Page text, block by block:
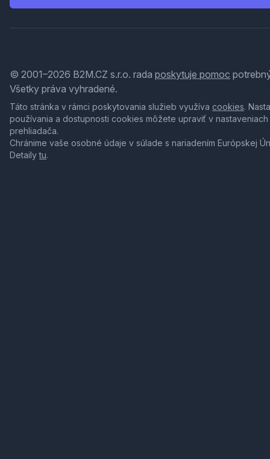
© 2001–2026 B2M.CZ s.r.o. rada poskytuje pomoc
Všetky práva vyhradené.
Táto stránka v rámci poskytovania služieb využíva cookies.
používania a dostupnosti cookies môžete upraviť v nastaveniach
prehliadača.
Chránime vaše osobné údaje v súlade s nariadením Európskej
Detailytu.